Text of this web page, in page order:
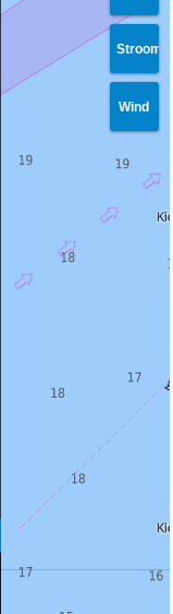
Stroom
Wind